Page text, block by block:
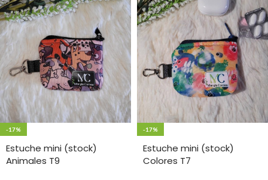
-17%
Estuche mini (stock)
Animales T9
-17%
Estuche mini (stock)
Colores T7